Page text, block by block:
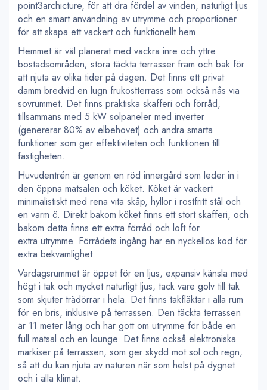
point3archicture, för att dra fördel av vinden, naturligt ljus
och en smart användning av utrymme och proportioner
för att skapa ett vackert och funktionellt hem.
Hemmet är väl planerat med vackra inre och yttre
bostadsområden; stora täckta terrasser fram och bak för
att njuta av olika tider på dagen. Det finns ett privat
damm bredvid en lugn frukostterrass som också nås via
sovrummet. Det finns praktiska skafferi och förråd,
tillsammans med 5 kW solpaneler med inverter
(genererar 80% av elbehovet) och andra smarta
funktioner som ger effektiviteten och funktionen till
fastigheten.
Huvudentrén är genom en röd innergård som leder in i
den öppna matsalen och köket. Köket är vackert
minimalistiskt med rena vita skåp, hyllor i rostfritt stål och
en varm ö. Direkt bakom köket finns ett stort skafferi, och
bakom detta finns ett extra förråd och loft för
extra utrymme. Förrådets ingång har en nyckellös kod för
extra bekvämlighet.
Vardagsrummet är öppet för en ljus, expansiv känsla med
högt i tak och mycket naturligt ljus, tack vare golv till tak
som skjuter trädörrar i hela. Det finns takfläktar i alla rum
för en bris, inklusive på terrassen. Den täckta terrassen
är 11 meter lång och har gott om utrymme för både en
full matsal och en lounge. Det finns också elektroniska
markiser på terrassen, som ger skydd mot sol och regn,
så att du kan njuta av naturen när som helst på dygnet
och i alla klimat.